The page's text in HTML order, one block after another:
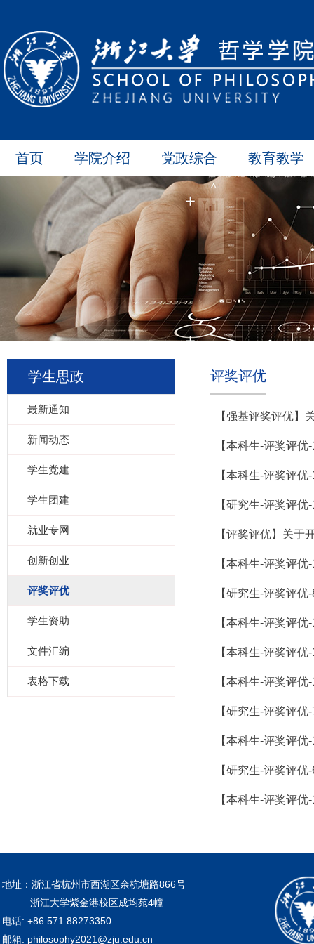
首页 学院介绍 党政综合 教育教学
学生思政
最新通知
新闻动态
学生党建
学生团建
就业专网
创新创业
评奖评优
学生资助
文件汇编
表格下载
评奖评优
【强基评奖评优】
【本科生-评奖评
【本科生-评奖评
【研究生-评奖评
【评奖评优】关于
【本科生-评奖评
【研究生-评奖评
【本科生-评奖评
【本科生-评奖评
【本科生-评奖评
【研究生-评奖评
【本科生-评奖评
【研究生-评奖评
【本科生-评奖评
地址：浙江省杭州市西湖区余杭塘路866号
浙江大学紫金港校区成均苑4幢
电话: +86 571 88273350
邮箱: philosophy2021@zju.edu.cn